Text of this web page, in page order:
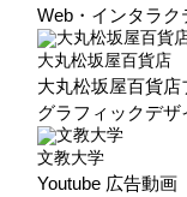
Web・インタラク
大丸松坂屋百貨店
大丸松坂屋百貨
グラフィックデザ
文教大学
Youtube 広告動画